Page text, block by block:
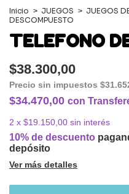
Inicio > JUEGOS > JUEGOS
DESCOMPUESTO
TELEFONO
$38.300,00
Precio sin impuestos
$34.470,00 con
2 x $19.150,00 sin interés
10% de descuento
depósito
Ver más detalles